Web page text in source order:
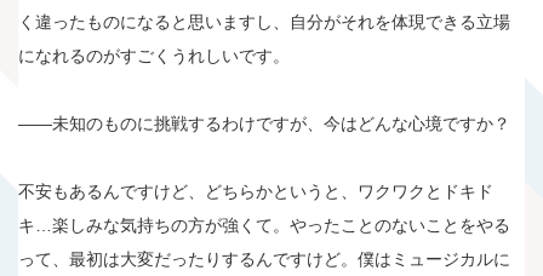
く違ったものになると思いますし、自分がそれを体現できる立場
になれるのがすごくうれしいです。
――未知のものに挑戦するわけですが、今はどんな心境ですか？
不安もあるんですけど、どちらかというと、ワクワクとドキド
キ…楽しみな気持ちの方が強くて。やったことのないことをやる
って、最初は大変だったりするんですけど。僕はミュージカルに